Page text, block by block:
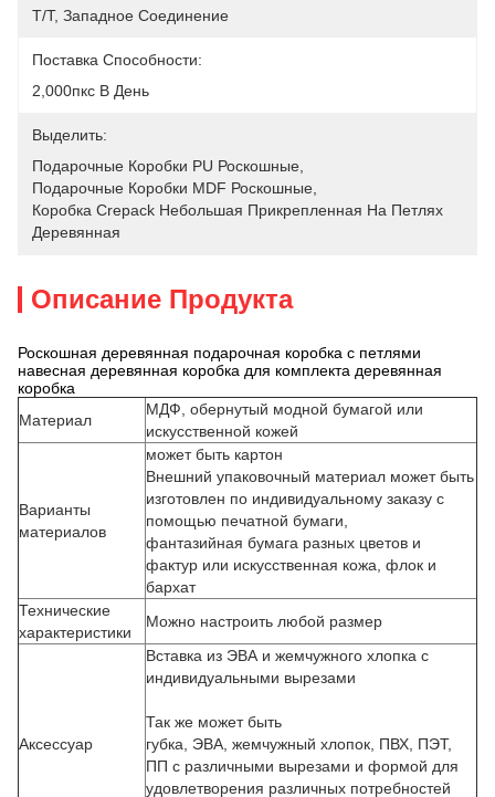
T/T, Западное Соединение
Поставка Способности:
2,000пкс В День
Выделить:
Подарочные Коробки PU Роскошные
Подарочные Коробки MDF Роскошные
Коробка Crepack Небольшая Прикрепленная На Петлях
Деревянная
Описание Продукта
Роскошная деревянная подарочная коробка с петлями
навесная деревянная коробка для комплекта деревянная
коробка
Материал
МДФ, обернутый модной бумагой или
искусственной кожей
Варианты
материалов
может быть картон
Внешний упаковочный материал может быть
изготовлен по индивидуальному заказу с
помощью печатной бумаги,
фантазийная бумага разных цветов и
фактур или искусственная кожа, флок и
бархат
Технические
характеристики
Можно настроить любой размер
Аксессуар
Вставка из ЭВА и жемчужного хлопка с
индивидуальными вырезами
Так же может быть
губка, ЭВА, жемчужный хлопок, ПВХ, ПЭТ,
ПП с различными вырезами и формой для
удовлетворения различных потребностей